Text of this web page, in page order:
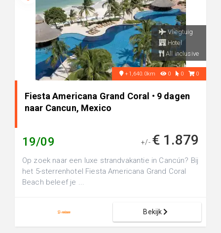
Vliegtuig
Hotel
All inclusive
+1,640.0km 0 0 0
Fiesta Americana Grand Coral • 9 dagen
naar Cancun, Mexico
19/09 +/- € 1.879
Op zoek naar een luxe strandvakantie in Cancún? Bij
het 5-sterrenhotel Fiesta Americana Grand Coral
Beach beleef je ...
Bekijk